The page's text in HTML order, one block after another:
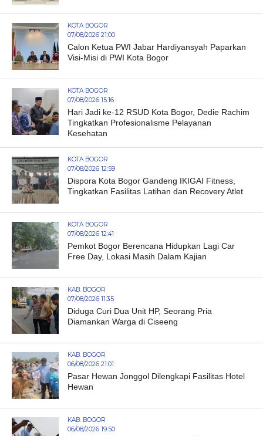
KOTA BOGOR
07/08/2026 21:00
Calon Ketua PWI Jabar Hardiyansyah Paparkan
Visi-Misi di PWI Kota Bogor
KOTA BOGOR
07/08/2026 15:16
Hari Jadi ke-12 RSUD Kota Bogor, Dedie Rachim
Tingkatkan Profesionalisme Pelayanan
Kesehatan
KOTA BOGOR
07/08/2026 12:59
Dispora Kota Bogor Gandeng IKIGAI Fitness,
Tingkatkan Fasilitas Latihan dan Recovery Atlet
KOTA BOGOR
07/08/2026 12:41
Pemkot Bogor Berencana Hidupkan Lagi Car
Free Day, Lokasi Masih Dalam Kajian
KAB. BOGOR
07/08/2026 11:35
Diduga Curi Dua Unit HP, Seorang Pria
Diamankan Warga di Ciseeng
KAB. BOGOR
06/08/2026 21:01
Pasar Hewan Jonggol Dilengkapi Fasilitas Hotel
Hewan
KAB. BOGOR
06/08/2026 19:50